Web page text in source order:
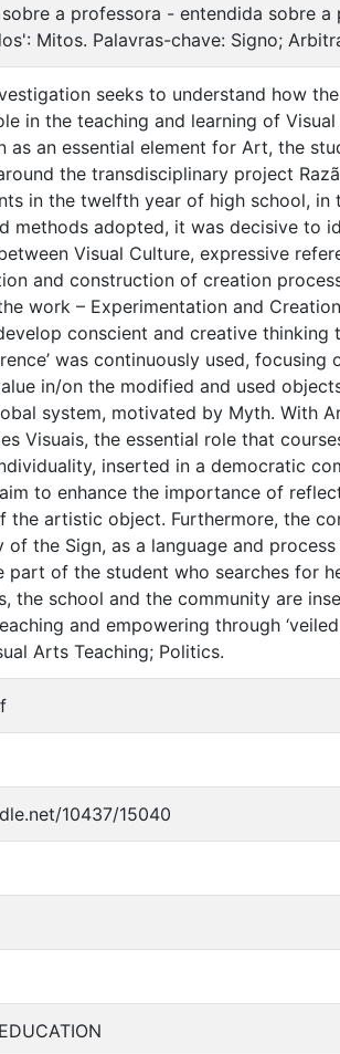
a professora - entendida sobre
Mitos. Palavras-chave: Signo;
seeks to understand how
in the teaching and learning of
as an essential element for Art, the
the transdisciplinary project
in the twelfth year of high school,
methods adopted, it was decisive to
Visual Culture, expressive
and construction of creation
work – Experimentation and
conscient and creative thinking
was continuously used,
in/on the modified and used
system, motivated by Myth. With
Visuais, the essential role that
inserted in a democratic
to enhance the importance of
the artistic object. Furthermore, the
of the Sign, as a language and
part of the student who searches for
the school and the community are
and empowering through
Arts Teaching; Politics.
10437/15040